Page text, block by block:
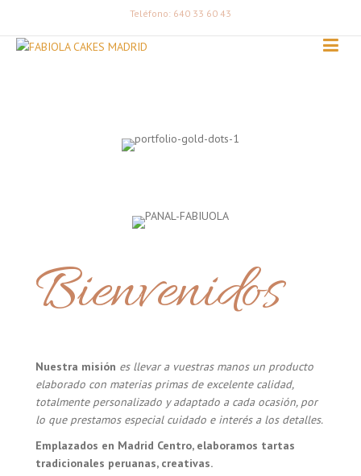
Teléfono: 640 33 60 43
Bienvenidos
Nuestra misión es llevar a vuestras manos un producto
elaborado con materias primas de excelente calidad,
totalmente personalizado y adaptado a cada ocasión, por
lo que prestamos especial cuidado e interés a los detalles.
Emplazados en Madrid Centro, elaboramos tartas
tradicionales peruanas, creativas.